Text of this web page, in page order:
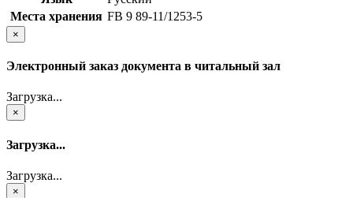
Места хранения FB 9 89-11/1253-5
×
Электронный заказ документа в читальный зал
Загрузка...
×
Загрузка...
Загрузка...
×